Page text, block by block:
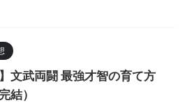
】文武両闘 最強才智の育て方
結）